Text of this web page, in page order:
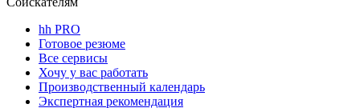
hh PRO
Готовое резюме
Все сервисы
Хочу у вас работать
Производственный календарь
Экспертная рекомендация